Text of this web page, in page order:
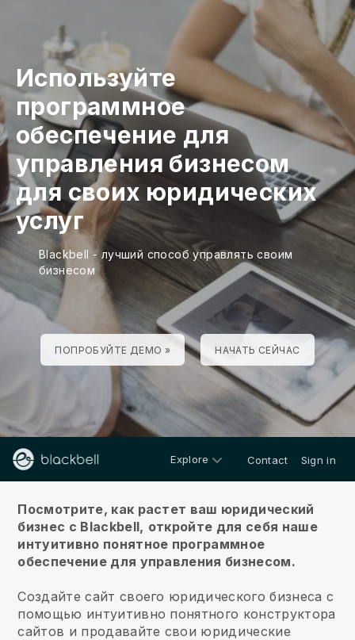
Используйте
программное
обеспечение для
управления бизнесом
для своих юридических
услуг
Blackbell - лучший способ управлять своим
бизнесом
ПОПРОБУЙТЕ ДЕМО » НАЧАТЬ СЕЙЧАС
Explore Contact Sign in
Посмотрите, как растет ваш юридический
бизнес с Blackbell, откройте для себя наше
интуитивно понятное программное
обеспечение для управления бизнесом.
Создайте сайт своего юридического бизнеса с
помощью интуитивно понятного конструктора
сайтов и продавайте свои юридические